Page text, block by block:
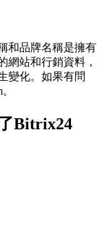
和品牌名稱是擁有
網站和行銷資料，
變化。如果有問
Bitrix24